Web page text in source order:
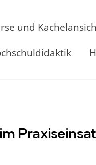
und